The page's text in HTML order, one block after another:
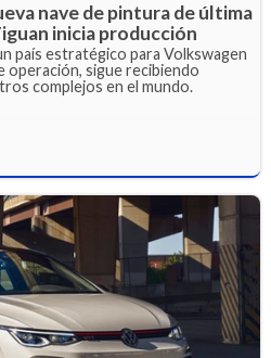
nave de pintura de última
inicia producción
país estratégico para Volkswagen
operación, sigue recibiendo
complejos en el mundo.